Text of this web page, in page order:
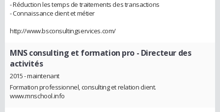
- Réduction les temps de traitements des transactions
- Connaissance client et métier
http://www.bsconsultingservices.com/
MNS consulting et formation pro- Directeur des
activités
2015 - maintenant
Formation professionnel, consulting et relation client.
www.mnschool.info